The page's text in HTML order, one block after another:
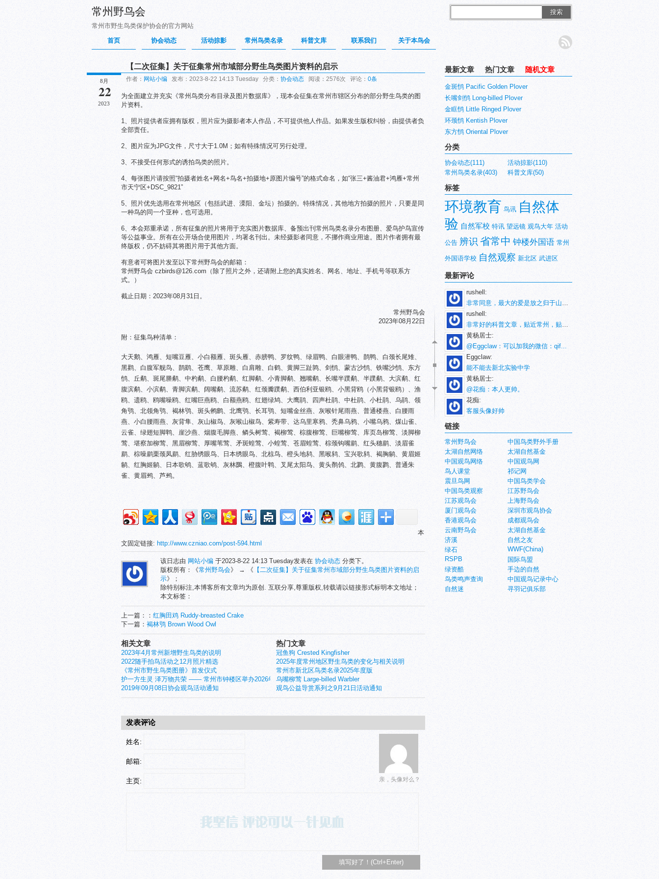
常州野鸟会
常州市野生鸟类保护协会的官方网站
搜索
首页 协会动态 活动掠影 常州鸟类名录 科普文库 联系我们 关于本鸟会
8月
22
2023
【二次征集】关于征集常州市域部分野生鸟类图片资料的启示
作者： 网站小编 发布：2023-8-22 14:13 Tuesday 分类： 协会动态 阅读：2576次 评论： 0条
为全面建立并充实《常州鸟类分布目录及图片数据库》，现本会征集在常州市辖区分布的部分野生鸟类的图
片资料。
1、照片提供者应拥有版权，照片应为摄影者本人作品，不可提供他人作品。如果发生版权纠纷，由提供者负
全部责任。
2、图片应为JPG文件，尺寸大于1.0M；如有特殊情况可另行处理。
3、不接受任何形式的诱拍鸟类的照片。
4、每张图片请按照“拍摄者姓名+网名+鸟名+拍摄地+原图片编号”的格式命名，如“张三+酱油君+鸿雁+常州
市天宁区+DSC_9821”
5、照片优先选用在常州地区（包括武进、溧阳、金坛）拍摄的。特殊情况，其他地方拍摄的照片，只要是同
一种鸟的同一个亚种，也可选用。
6、本会郑重承诺，所有征集的照片将用于充实图片数据库、备预出刊常州鸟类名录分布图册、爱鸟护鸟宣传
等公益事业。所有在公开场合使用图片，均署名刊出。未经摄影者同意，不挪作商业用途。图片作者拥有最
终版权，仍不妨碍其将图片用于其他方面。
有意者可将图片发至以下常州野鸟会的邮箱：
常州野鸟会 czbirds@126.com（除了照片之外，还请附上您的真实姓名、网名、地址、手机号等联系方
式。）
截止日期：2023年08月31日。
常州野鸟会
2023年08月22日
附：征集鸟种清单：
大天鹅、鸿雁、短嘴豆雁、小白额雁、斑头雁、赤膀鸭、罗纹鸭、绿眉鸭、白眼潜鸭、鹊鸭、白颈长尾雉、
黑鹳、白腹军舰鸟、鹊鹞、苍鹰、草原雕、白肩雕、白鹤、黄脚三趾鹑、剑鸻、蒙古沙鸻、铁嘴沙鸻、东方
鸻、丘鹬、斑尾塍鹬、中杓鹬、白腰杓鹬、红脚鹬、小青脚鹬、翘嘴鹬、长嘴半蹼鹬、半蹼鹬、大滨鹬、红
腹滨鹬、小滨鹬、青脚滨鹬、阔嘴鹬、流苏鹬、红颈瓣蹼鹬、西伯利亚银鸥、小黑背鸥（小黑背银鸥）、渔
鸥、遗鸥、鸥嘴噪鸥、红嘴巨燕鸥、白额燕鸥、红翅绿鸠、大鹰鹃、四声杜鹃、中杜鹃、小杜鹃、乌鹃、领
角鸮、北领角鸮、褐林鸮、斑头鸺鹠、北鹰鸮、长耳鸮、短嘴金丝燕、灰喉针尾雨燕、普通楼燕、白腰雨
燕、小白腰雨燕、灰背隼、灰山椒鸟、灰喉山椒鸟、紫寿带、达乌里寒鸦、秃鼻乌鸦、小嘴乌鸦、煤山雀、
云雀、绿翅短脚鹎、崖沙燕、烟腹毛脚燕、鳞头树莺、褐柳莺、棕腹柳莺、巨嘴柳莺、库页岛柳莺、淡脚柳
莺、堪察加柳莺、黑眉柳莺、厚嘴苇莺、矛斑蝗莺、小蝗莺、苍眉蝗莺、棕颈钩嘴鹛、红头穗鹛、淡眉雀
鹛、棕噪鹛栗颈凤鹛、红胁绣眼鸟、日本绣眼鸟、北椋鸟、橙头地鸫、黑喉鸫、宝兴歌鸫、褐胸鹟、黄眉姬
鹟、红胸姬鹟、日本歌鸲、蓝歌鸲、灰林䳭、橙腹叶鹎、叉尾太阳鸟、黄头鹡鸰、北鹨、黄腹鹨、普通朱
雀、黄眉鹀、芦鹀。
本
文固定链接: http://www.czniao.com/post-594.html
该日志由 网站小编 于2023-8-22 14:13 Tuesday发表在 协会动态 分类下。
版权所有：《常州野鸟会》 → 《 【二次征集】关于征集常州市域部分野生鸟类图片资料的启
示》；
除特别标注,本博客所有文章均为原创. 互联分享,尊重版权,转载请以链接形式标明本文地址；
本文标签：
上一篇：： 红胸田鸡 Ruddy-breasted Crake
下一篇： 褐林鸮 Brown Wood Owl
热门文章
冠鱼狗 Crested Kingfisher
2025年度常州地区野生鸟类的变化与相关说明
常州市新北区鸟类名录2025年度版
乌嘴柳莺 Large-billed Warbler
观鸟公益导赏系列之9月21日活动通知
相关文章
2023年4月常州新增野生鸟类的说明
2022随手拍鸟活动之12月照片精选
《常州市野生鸟类图册》首发仪式
护一方生灵 泽万物共荣 —— 常州市钟楼区举办2026年国际生物多样性日主题活动
2019年09月08日协会观鸟活动通知
发表评论
亲，头像对么？
姓名:
邮箱:
主页:
最新文章 热门文章 随机文章
金斑鸻 Pacific Golden Plover
长嘴剑鸻 Long-billed Plover
金眶鸻 Little Ringed Plover
环颈鸻 Kentish Plover
东方鸻 Oriental Plover
分类
协会动态(111)
活动掠影(110)
常州鸟类名录(403)
科普文库(50)
标签
环境教育 鸟讯 自然体
验 自然军校 特讯 望远镜 观鸟大年 活动
公告 辨识 省常中 钟楼外国语 常州
外国语学校 自然观察 新北区 武进区
最新评论
rushell:
非常同意，最大的爱是放之归于山林。
rushell:
非常好的科普文章，贴近常州，贴近生活！
黄杨居士:
@Eggclaw：可以加我的微信：qif...
Eggclaw:
能不能去新北实验中学
黄杨居士:
@花痴：本人更帅。
花痴:
客服头像好帅
链接
常州野鸟会
中国鸟类野外手册
太湖自然网络
太湖自然基金
中国观鸟网络
中国观鸟网
鸟人课堂
祁记网
震旦鸟网
中国鸟类学会
中国鸟类观察
江苏野鸟会
江苏观鸟会
上海野鸟会
厦门观鸟会
深圳市观鸟协会
香港观鸟会
成都观鸟会
云南野鸟会
太湖自然基金
济溪
自然之友
绿石
WWF(China)
RSPB
国际鸟盟
绿资酷
手边的自然
鸟类鸣声查询
中国观鸟记录中心
自然迷
寻羽记俱乐部